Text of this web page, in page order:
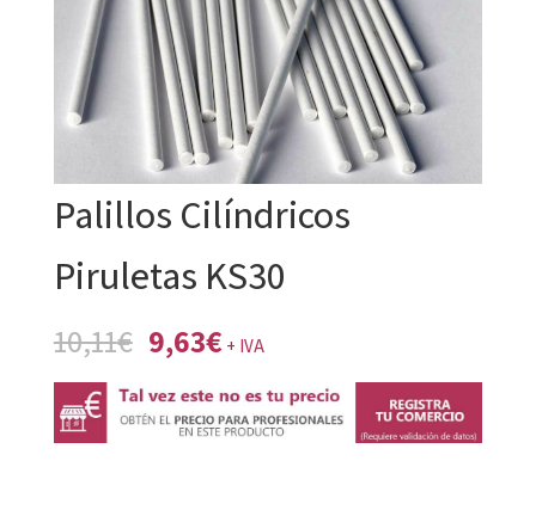
Palillos Cilíndricos
Piruletas KS30
10,11€ El
original
era:
9,63€El
actual
es:
+ IVA